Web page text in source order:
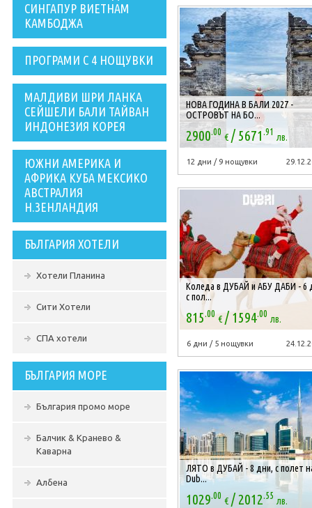
СИНГАПУР ВИЕТНАМ
КАМБОДЖА
ПРОГРАМИ С 4 НОЩУВКИ
МАЛДИВИ ШРИ ЛАНКА
СЕЙШЕЛИ БАЛИ ТАЙВАН
ИНДОНЕЗИЯ КОРЕЯ
ЮЖНИ АМЕРИКА И
АФРИКА КУБА МЕКСИКО
АВСТРАЛИЯ
Н.ЗЕНЛАНДИЯ
БЪЛГАРИЯ ХОТЕЛИ
Хотели Планина
Сити Хотели
СПА хотели
БЪЛГАРИЯ МОРЕ
България промо море
Балчик & Кранево &
Каварна
Албена
НОВА ГОДИНА В БАЛИ 2027 -
ОСТРОВЪТ НА БО...
2900.00 € /5671 .91 лв.
12 дни / 9 нощувки
Коледа в ДУБАЙ и АБУ ДАБИ - 6
с пол...
815.00 € / 1594.00 лв.
6 дни / 5 нощувки
ЛЯТО в ДУБАЙ - 8 дни, с полет
Dub...
1029.00 € /2012.55 лв.